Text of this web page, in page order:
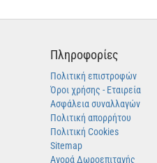
Πληροφορίες
Πολιτική επιστροφών
Όροι χρήσης - Εταιρεία
Ασφάλεια συναλλαγών
Πολιτική απορρήτου
Πολιτική Cookies
Sitemap
Αγορά Δωροεπιταγής